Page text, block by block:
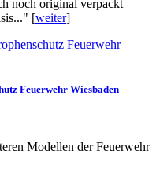
noch original verpackt
[weiter]
Feuerwehr Wiesbaden
Modellen der Feuerwehr